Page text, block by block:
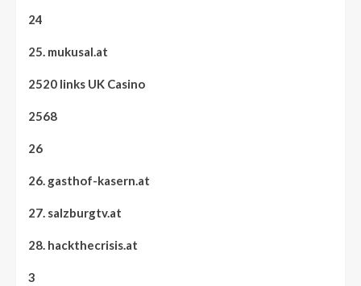
24
25. mukusal.at
2520 links UK Casino
2568
26
26. gasthof-kasern.at
27. salzburgtv.at
28. hackthecrisis.at
3